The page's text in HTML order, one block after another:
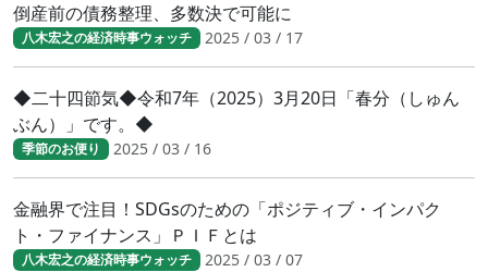
倒産前の債務整理、多数決で可能に
八木宏之の経済時事ウォッチ 2025 / 03 / 17
◆二十四節気◆令和7年（2025）3月20日「春分（しゅん
ぶん）」です。◆
季節のお便り 2025 / 03 / 16
金融界で注目！SDGsのための「ポジティブ・インパク
ト・ファイナンス」ＰＩＦとは
八木宏之の経済時事ウォッチ 2025 / 03 / 07